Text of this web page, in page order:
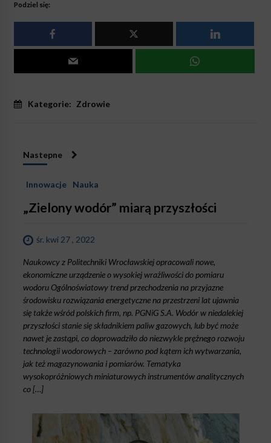
Podziel się:
Kategorie: Zdrowie
Nastepne
Innowacje Nauka
„Zielony wodór” miarą przyszłości
śr. kwi 27 , 2022
Naukowcy z Politechniki Wrocławskiej opracowali nowe,
ekonomiczne urządzenie o wysokiej wrażliwości do pomiaru
wodoru Ogólnoświatowy trend przechodzenia na przyjazne
środowisku rozwiązania energetyczne na przestrzeni lat ujawnia
się także wśród polskich firm, np. PGNiG S.A. Wodór w niedalekiej
przyszłości stanie się składnikiem paliw gazowych, lub być może
nawet je zastąpi, co doprowadziło do niezwykle prężnego rozwoju
technologii wodorowych – zarówno pod kątem ich wytwarzania,
jak też magazynowania i pomiarów. Tematyka
wysokopróżniowych miniaturowych instrumentów analitycznych
co […]